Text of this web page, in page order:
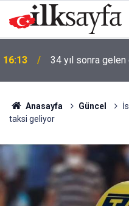
16:13 34 yıl sonra
Anasayfa Güncel
taksi geliyor